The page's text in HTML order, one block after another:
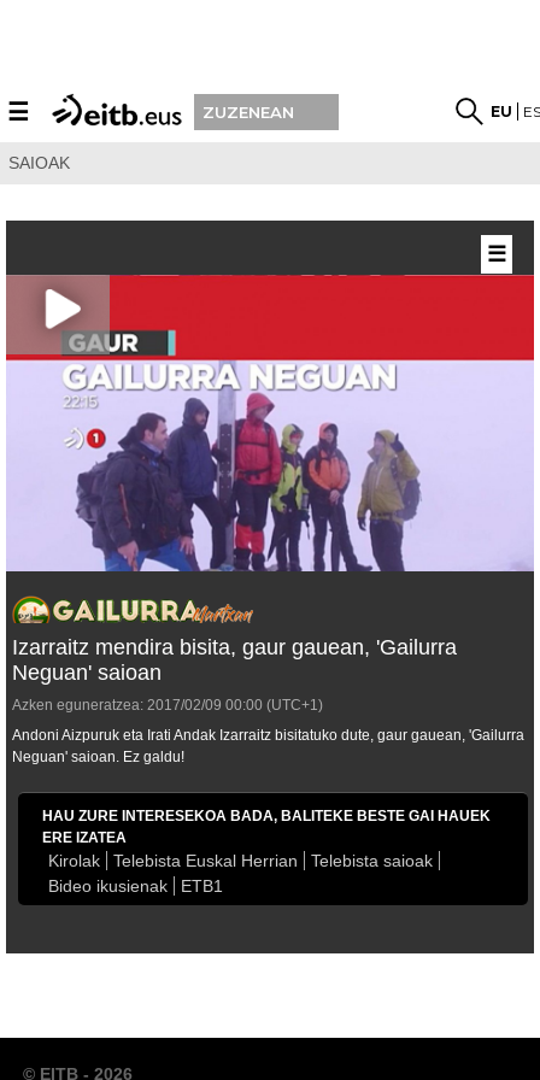
☰ ZUZENEAN EU
SAIOAK
Izarraitz mendira bisita, gaur gauean, 'Gailurra
Neguan' saioan
Azken eguneratzea: 2017/02/09 00:00 (UTC+1)
Andoni Aizpuruk eta Irati Andak Izarraitz bisitatuko dute, gaur gauean, 'Gailurra
Neguan' saioan. Ez galdu!
HAU ZURE INTERESEKOA BADA, BALITEKE BESTE GAI HAUEK
ERE IZATEA
Kirolak Telebista Euskal Herrian
Telebista saioak
Bideo ikusienak
ETB1
☰
© EITB - 2026